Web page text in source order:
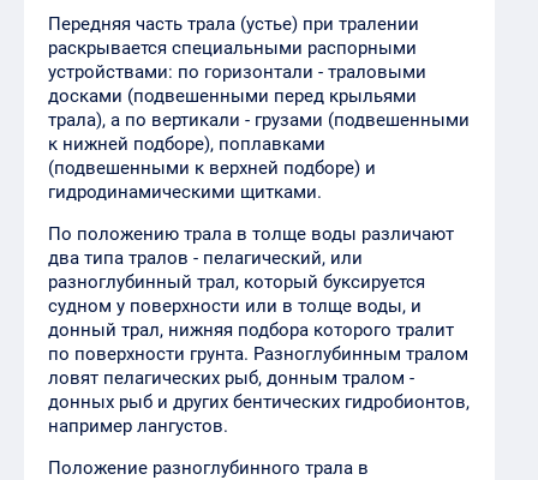
Передняя часть трала (устье) при тралении
раскрывается специальными распорными
устройствами: по горизонтали - траловыми
досками (подвешенными перед крыльями
трала), а по вертикали - грузами (подвешенными
к нижней подборе), поплавками
(подвешенными к верхней подборе) и
гидродинамическими щитками.
По положению трала в толще воды различают
два типа тралов - пелагический, или
разноглубинный трал, который буксируется
судном у поверхности или в толще воды, и
донный трал, нижняя подбора которого тралит
по поверхности грунта. Разноглубинным тралом
ловят пелагических рыб, донным тралом -
донных рыб и других бентических гидробионтов,
например лангустов.
Положение разноглубинного трала в